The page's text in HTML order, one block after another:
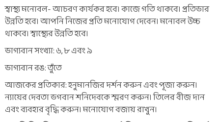
স্বাস্থ্য মনোবল- আচরণ কার্যকর হবে। কাজে গতি থাকবে। প্রতিভার
উন্নতি হবে। আপনি নিজের প্রতি মনোযোগ দেবেন। মনোবল উচ্চ
থাকবে। স্বাস্থ্যের উন্নতি হবে।
ভাগ্যবান সংখ্যা: ৬, ৮ এবং ৯
ভাগ্যবান রঙ: তুঁতে
আজকের প্রতিকার: হনুমানজির দর্শন করুন এবং পূজা করুন।
ন্যায়ের দেবতা ভগবান শনিদেবকে স্মরণ করুন। তিলের বীজ দান
এবং ব্যবহার বৃদ্ধি করুন। মনোযোগ বজায় রাখুন।